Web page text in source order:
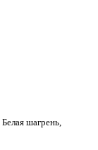
Белая шагрень,